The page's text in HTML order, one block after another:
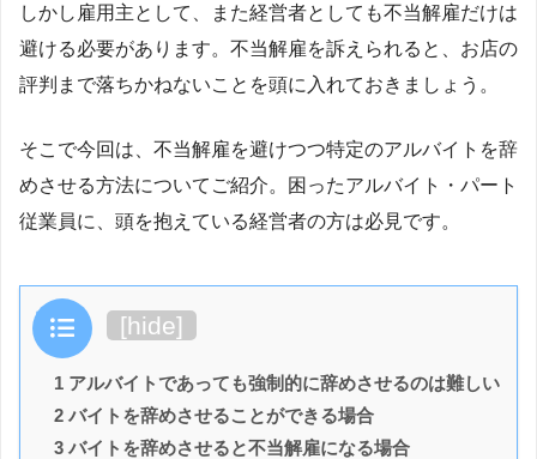
しかし雇用主として、また経営者としても不当解雇だけは
避ける必要があります。不当解雇を訴えられると、お店の
評判まで落ちかねないことを頭に入れておきましょう。
そこで今回は、不当解雇を避けつつ特定のアルバイトを辞
めさせる方法についてご紹介。困ったアルバイト・パート
従業員に、頭を抱えている経営者の方は必見です。
目次 [hide]
1 アルバイトであっても強制的に辞めさせるのは難しい
2 バイトを辞めさせることができる場合
3 バイトを辞めさせると不当解雇になる場合